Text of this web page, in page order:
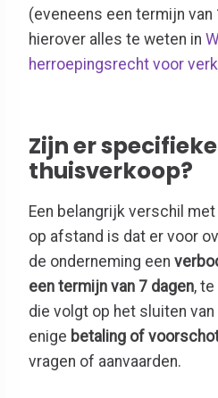
(eveneens een termijn van
hierover alles te weten in
herroepingsrecht voor
Zijn er
thuisverkoop?
Een belangrijk verschil
op afstand is dat er voor
de onderneming een
een termijn van 7 dagen,
die volgt op het sluiten
enige betaling of
vragen of aanvaarden.